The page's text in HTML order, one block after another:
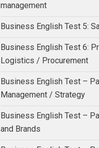
management
Business English Test 5:
Business English Test 6:
Logistics / Procurement
Business English Test –
Management / Strategy
Business English Test –
and Brands